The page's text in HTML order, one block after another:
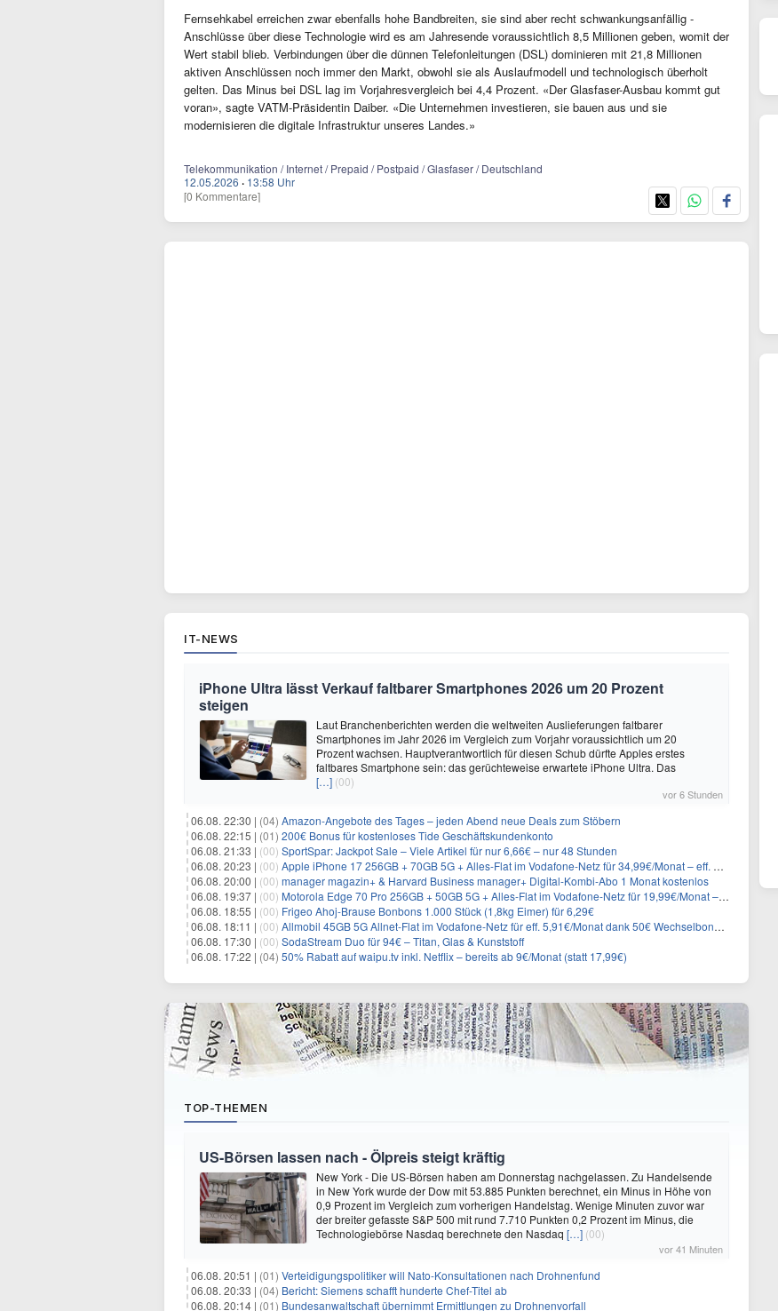
Fernsehkabel erreichen zwar ebenfalls hohe Bandbreiten, sie sind aber recht schwankungsanfällig -
Anschlüsse über diese Technologie wird es am Jahresende voraussichtlich 8,5 Millionen geben, womit der
Wert stabil blieb. Verbindungen über die dünnen Telefonleitungen (DSL) dominieren mit 21,8 Millionen
aktiven Anschlüssen noch immer den Markt, obwohl sie als Auslaufmodell und technologisch überholt
gelten. Das Minus bei DSL lag im Vorjahresvergleich bei 4,4 Prozent. «Der Glasfaser-Ausbau kommt gut
voran», sagte VATM-Präsidentin Daiber. «Die Unternehmen investieren, sie bauen aus und sie
modernisieren die digitale Infrastruktur unseres Landes.»
Telekommunikation / Internet / Prepaid / Postpaid / Glasfaser / Deutschland
12.05.2026 · 13:58 Uhr
[0 Kommentare]
IT-NEWS
iPhone Ultra lässt Verkauf faltbarer Smartphones 2026 um 20 Prozent
steigen
Laut Branchenberichten werden die weltweiten Auslieferungen faltbarer
Smartphones im Jahr 2026 im Vergleich zum Vorjahr voraussichtlich um 20
Prozent wachsen. Hauptverantwortlich für diesen Schub dürfte Apples erstes
faltbares Smartphone sein: das gerüchteweise erwartete iPhone Ultra. Das
[…] (00)
vor 6 Stunden
06.08. 22:30 | (04) Amazon-Angebote des Tages – jeden Abend neue Deals zum Stöbern
06.08. 22:15 | (01) 200€ Bonus für kostenloses Tide Geschäftskundenkonto
06.08. 21:33 | (00) SportSpar: Jackpot Sale – Viele Artikel für nur 6,66€ – nur 48 Stunden
06.08. 20:23 | (00) Apple iPhone 17 256GB + 70GB 5G + Alles-Flat im Vodafone-Netz für 34,99€/Monat – eff. 4,65€/Monat
06.08. 20:00 | (00) manager magazin+ & Harvard Business manager+ Digital-Kombi-Abo 1 Monat kostenlos
06.08. 19:37 | (00) Motorola Edge 70 Pro 256GB + 50GB 5G + Alles-Flat im Vodafone-Netz für 19,99€/Monat – eff. 0,61€/Monat
06.08. 18:55 | (00) Frigeo Ahoj-Brause Bonbons 1.000 Stück (1,8kg Eimer) für 6,29€
06.08. 18:11 | (00) Allmobil 45GB 5G Allnet-Flat im Vodafone-Netz für eff. 5,91€/Monat dank 50€ Wechselbonus + 0€ AG
06.08. 17:30 | (00) SodaStream Duo für 94€ – Titan, Glas & Kunststoff
06.08. 17:22 | (04) 50% Rabatt auf waipu.tv inkl. Netflix – bereits ab 9€/Monat (statt 17,99€)
TOP-THEMEN
US-Börsen lassen nach - Ölpreis steigt kräftig
New York - Die US-Börsen haben am Donnerstag nachgelassen. Zu Handelsende
in New York wurde der Dow mit 53.885 Punkten berechnet, ein Minus in Höhe von
0,9 Prozent im Vergleich zum vorherigen Handelstag. Wenige Minuten zuvor war
der breiter gefasste S&P 500 mit rund 7.710 Punkten 0,2 Prozent im Minus, die
Technologiebörse Nasdaq berechnete den Nasdaq […] (00)
vor 41 Minuten
06.08. 20:51 | (01) Verteidigungspolitiker will Nato-Konsultationen nach Drohnenfund
06.08. 20:33 | (04) Bericht: Siemens schafft hunderte Chef-Titel ab
06.08. 20:14 | (01) Bundesanwaltschaft übernimmt Ermittlungen zu Drohnenvorfall